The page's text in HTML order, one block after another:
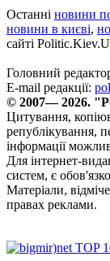
Останні новини
новини в києві,
сайті
Головний
E-mail редакції:
© 2007— 2026.
Цитування,
републікування,
інформації
Для інтернет-
систем, є
Матеріали,
правах реклами.